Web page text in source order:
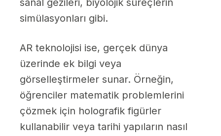
sanal gezileri, biyolojik süreçlerin
simülasyonları gibi.
AR teknolojisi ise, gerçek dünya
üzerinde ek bilgi veya
görselleştirmeler sunar. Örneğin,
öğrenciler matematik problemlerini
çözmek için holografik figürler
kullanabilir veya tarihi yapıların nasıl